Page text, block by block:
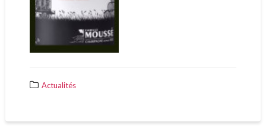
Actualités